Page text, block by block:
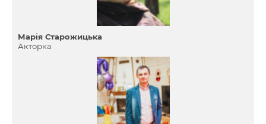
Марія Старожицька
Акторка